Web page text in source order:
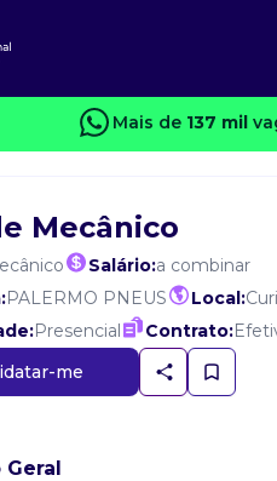
Mais de 137 mil
Mecânico
Salário:a combinar
PALERMO PNEUS Local:
Presencial Contrato:
me
Geral